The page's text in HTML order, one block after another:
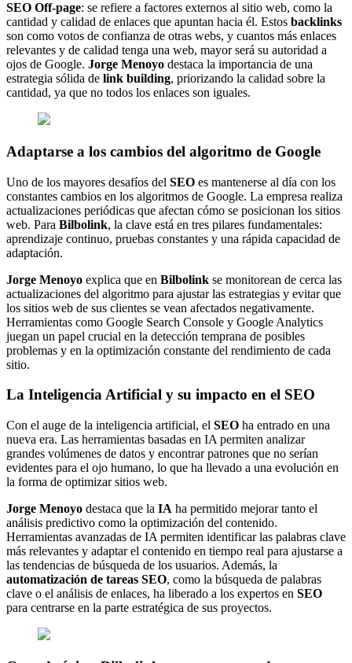
SEO Off-page: se refiere a factores externos al sitio web, como la
cantidad y calidad de enlaces que apuntan hacia él. Estos backlinks
son como votos de confianza de otras webs, y cuantos más enlaces
relevantes y de calidad tenga una web, mayor será su autoridad a
ojos de Google. Jorge Menoyo destaca la importancia de una
estrategia sólida de link building, priorizando la calidad sobre la
cantidad, ya que no todos los enlaces son iguales.
Adaptarse a los cambios del algoritmo de Google
Uno de los mayores desafíos del SEO es mantenerse al día con los
constantes cambios en los algoritmos de Google. La empresa realiza
actualizaciones periódicas que afectan cómo se posicionan los sitios
web. Para Bilbolink, la clave está en tres pilares fundamentales:
aprendizaje continuo, pruebas constantes y una rápida capacidad de
adaptación.
Jorge Menoyo explica que en Bilbolink se monitorean de cerca las
actualizaciones del algoritmo para ajustar las estrategias y evitar que
los sitios web de sus clientes se vean afectados negativamente.
Herramientas como Google Search Console y Google Analytics
juegan un papel crucial en la detección temprana de posibles
problemas y en la optimización constante del rendimiento de cada
sitio.
La Inteligencia Artificial y su impacto en el SEO
Con el auge de la inteligencia artificial, el SEO ha entrado en una
nueva era. Las herramientas basadas en IA permiten analizar
grandes volúmenes de datos y encontrar patrones que no serían
evidentes para el ojo humano, lo que ha llevado a una evolución en
la forma de optimizar sitios web.
Jorge Menoyo destaca que la IA ha permitido mejorar tanto el
análisis predictivo como la optimización del contenido.
Herramientas avanzadas de IA permiten identificar las palabras clave
más relevantes y adaptar el contenido en tiempo real para ajustarse a
las tendencias de búsqueda de los usuarios. Además, la
automatización de tareas SEO, como la búsqueda de palabras
clave o el análisis de enlaces, ha liberado a los expertos en SEO
para centrarse en la parte estratégica de sus proyectos.